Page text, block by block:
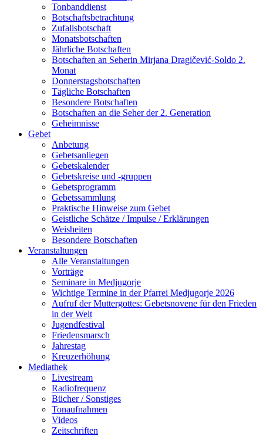
Tonbanddienst
Botschaftsbetrachtung
Zufallsbotschaft
Monatsbotschaften
Jährliche Botschaften
Botschaften an Seherin Mirjana Dragičević-Soldo 2.
Monat
Donnerstagsbotschaften
Tägliche Botschaften
Besondere Botschaften
Botschaften an die Seher der 2. Generation
Geheimnisse
Gebet
Anbetung
Gebetsanliegen
Gebetskalender
Gebetskreise und -gruppen
Gebetsprogramm
Gebetssammlung
Praktische Hinweise zum Gebet
Geistliche Schätze / Impulse / Erklärungen
Weisheiten
Besondere Botschaften
Veranstaltungen
Alle Veranstaltungen
Vorträge
Seminare in Medjugorje
Wichtige Termine in der Pfarrei Medjugorje 2026
Aufruf der Muttergottes: Gebetsnovene für den Frieden
in der Welt
Jugendfestival
Friedensmarsch
Jahrestag
Kreuzerhöhung
Mediathek
Livestream
Radiofrequenz
Bücher / Sonstiges
Tonaufnahmen
Videos
Zeitschriften